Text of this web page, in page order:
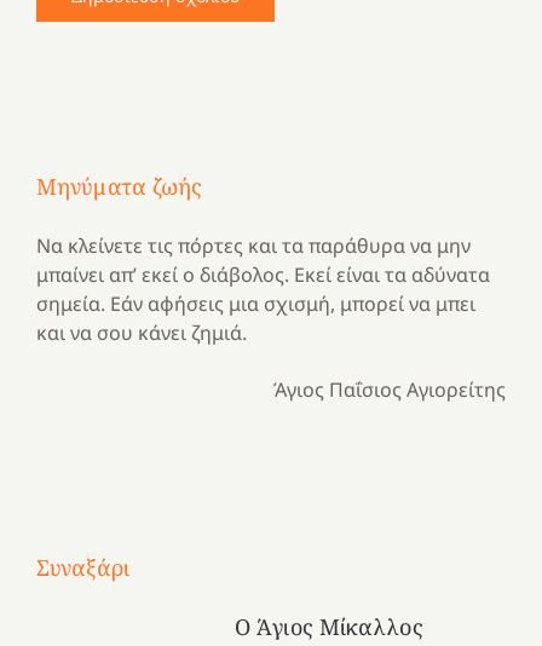
Μηνύματα ζωής
Να κλείνετε τις πόρτες και τα παράθυρα να μην
μπαίνει απ’ εκεί ο διάβολος. Εκεί είναι τα αδύνατα
σημεία. Εάν αφήσεις μια σχισμή, μπορεί να μπει
και να σου κάνει ζημιά.
Άγιος Παΐσιος Αγιορείτης
Συναξάρι
Ο Άγιος Μίκαλλος
Μια
και
Κατασκηνωτικές